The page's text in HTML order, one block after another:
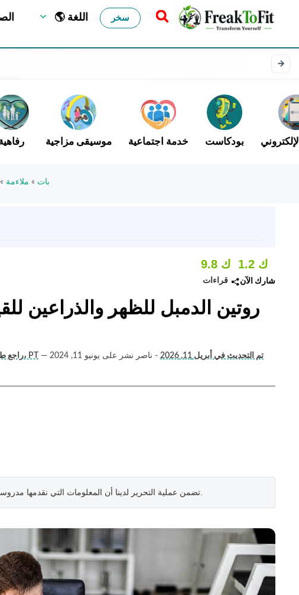
💊 🌎 اللغة سخر
موسيقى مزاجية خدمة اجتماعية بودكاست
بات » ملاءمة »
9.8 ك
قراءات
1.2 ك
شارك الآن
راجعأوتام (مدرب اللياقة البدنية واليوغا)، PT — تم التحديث في أبريل 11, 2026 - ناصر نشر على يونيو 11, 2024
تضمن عملية التحرير لدينا أن المعلومات التي نقدمها